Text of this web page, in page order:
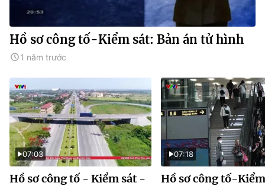
Hồ sơ công tố-Kiểm sát: Bản án tử hình
1 năm trước
07:03
Hồ sơ công tố - Kiểm sát -
07:18
Hồ sơ công tố-